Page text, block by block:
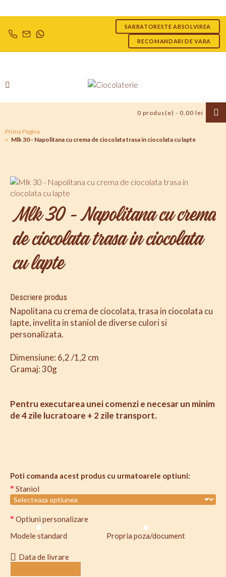
SARBATORESTE ABSOLVIREA
RECOMANDARI DE VARA
0 produs(e) - 0,00 lei
Prima Pagina
Mlk 30 - Napolitana cu crema de ciocolata trasa in ciocolata cu lapte
Mlk 30 - Napolitana cu crema
de ciocolata trasa in ciocolata
cu lapte
Descriere produs
Napolitana cu crema de ciocolata, trasa in ciocolata cu
lapte, invelita in staniol de diverse culori si
personalizata.
Dimensiune: 6,2 /1,2 cm
Gramaj: 30g
Pentru executarea unei comenzi e necesar un minim
de 4 zile lucratoare + 2 zile transport.
Poti comanda acest produs cu urmatoarele optiuni:
Staniol
Optiuni personalizare
Modele standard
Propria poza/document
Data de livrare